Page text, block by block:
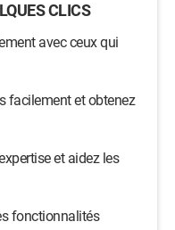
CLICS
avec ceux qui
facilement et obtenez
et aidez les
fonctionnalités